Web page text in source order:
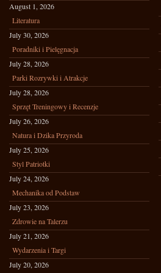
August 1, 2026
Literatura
July 30, 2026
Poradniki i Pielęgnacja
July 28, 2026
Parki Rozrywki i Atrakcje
July 28, 2026
Sprzęt Treningowy i Recenzje
July 26, 2026
Natura i Dzika Przyroda
July 25, 2026
Styl Patriotki
July 24, 2026
Mechanika od Podstaw
July 23, 2026
Zdrowie na Talerzu
July 21, 2026
Wydarzenia i Targi
July 20, 2026